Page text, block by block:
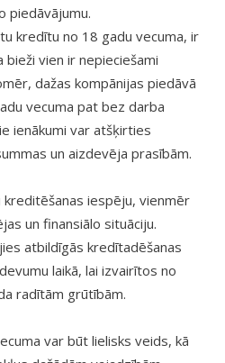
piedāvājumu.
kredītu no 18 gadu vecuma, ir
bieži vien ir nepieciešami
dažas kompānijas piedāvā
vecuma pat bez darba
ienākumi var atšķirties
un aizdevēja prasībām.
iespēju, vienmēr
un finansiālo situāciju.
atbildīgās kredītadēšanas
laikā, lai izvairītos no
radītām grūtībām.
var būt lielisks veids, kā